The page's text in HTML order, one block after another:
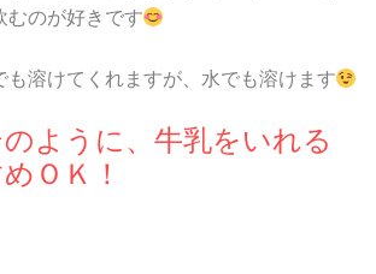
むのが好きです
も溶けてくれますが、水でも溶けます
ように、牛乳をいれる
ＯＫ！